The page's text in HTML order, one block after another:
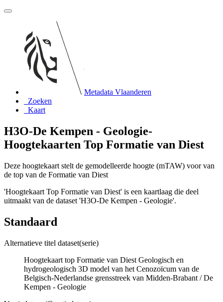
Metadata Vlaanderen
Zoeken
Kaart
H3O-De Kempen - Geologie-
Hoogtekaarten Top Formatie van Diest
Deze hoogtekaart stelt de gemodelleerde hoogte (mTAW) voor van
de top van de Formatie van Diest
'Hoogtekaart Top Formatie van Diest' is een kaartlaag die deel
uitmaakt van de dataset 'H3O-De Kempen - Geologie'.
Standaard
Alternatieve titel dataset(serie)
Hoogtekaart top Formatie van Diest Geologisch en
hydrogeologisch 3D model van het Cenozoïcum van de
Belgisch-Nederlandse grensstreek van Midden-Brabant / De
Kempen - Geologie